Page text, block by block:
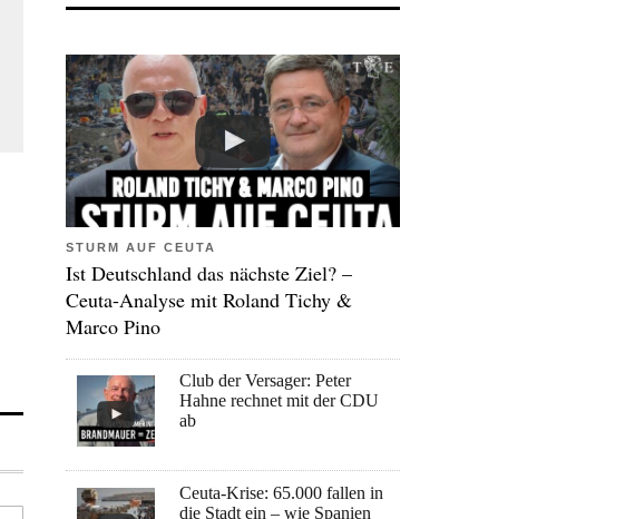
STURM AUF CEUTA
Ist Deutschland das nächste Ziel? –
Ceuta-Analyse mit Roland Tichy &
Marco Pino
Club der Versager: Peter
Hahne rechnet mit der CDU
ab
Ceuta-Krise: 65.000 fallen in
die Stadt ein – wie Spanien